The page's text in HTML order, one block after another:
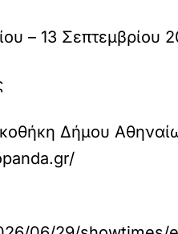
– 13 Σεπτεμβρίου
Δήμου